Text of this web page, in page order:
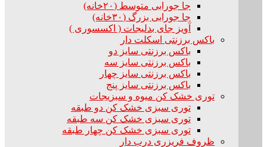
جا جورابی متوسط (۲۰خانه)
جا جورابی بزرگ (۳۰خانه)
آویز جای بدلیجات ( اکسسوری )
باکس برزنتی اسکلت دار
باکس برزنتی سایز دو
باکس برزنتی سایز سه
باکس برزنتی سایز چهار
باکس برزنتی سایز پنج
توری خشک کن میوه و سبزیجات
توری سبزی خشک کن دو طبقه
توری سبزی خشک کن سه طبقه
توری سبزی خشک کن چهار طبقه
ظروف فریزری درب دار